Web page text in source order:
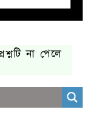
না পেলে